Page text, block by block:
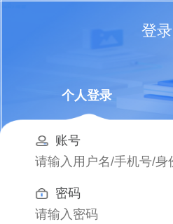
登录
个人登录
账号
密码